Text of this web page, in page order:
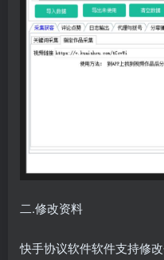
二.修改资料
快手协议软件软件支持修